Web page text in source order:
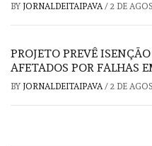
BY JORNALDEITAIPAVA/ 2 DE
PROJETO PREVÊ
AFETADOS POR FALHAS
BY JORNALDEITAIPAVA/ 2 DE